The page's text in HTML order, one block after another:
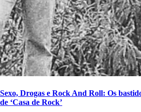
Sexo, Drogas e Rock And Roll: Os
de ‘Casa de Rock’